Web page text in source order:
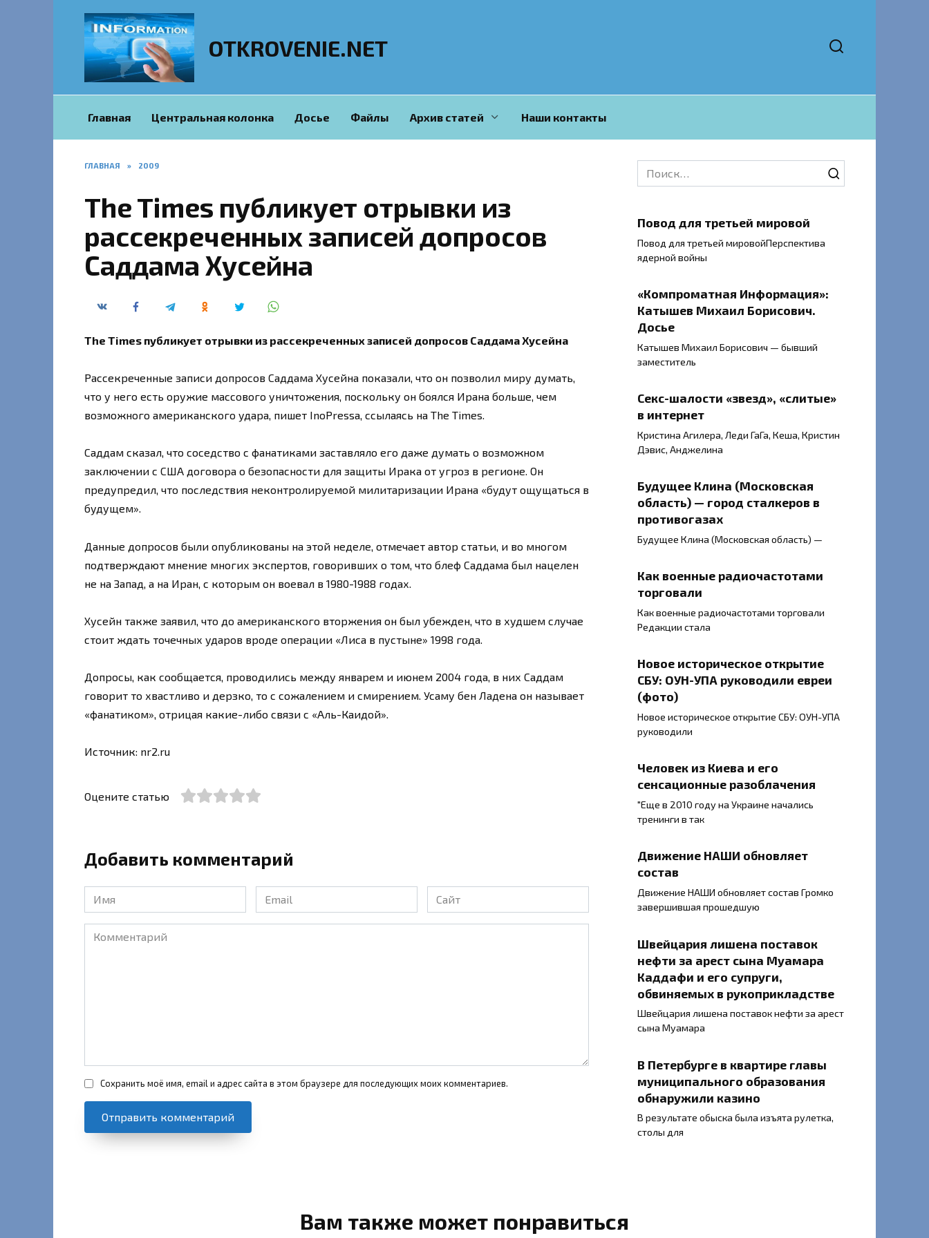
OTKROVENIE.NET
Главная Центральная колонка Досье Файлы Архив статей Наши контакты
ГЛАВНАЯ » 2009
The Times публикует отрывки из
рассекреченных записей допросов
Саддама Хусейна
The Times публикует отрывки из рассекреченных записей допросов Саддама Хусейна
Рассекреченные записи допросов Саддама Хусейна показали, что он позволил миру думать,
что у него есть оружие массового уничтожения, поскольку он боялся Ирана больше, чем
возможного американского удара, пишет InoPressa, ссылаясь на The Times.
Саддам сказал, что соседство с фанатиками заставляло его даже думать о возможном
заключении с США договора о безопасности для защиты Ирака от угроз в регионе. Он
предупредил, что последствия неконтролируемой милитаризации Ирана «будут ощущаться в
будущем».
Данные допросов были опубликованы на этой неделе, отмечает автор статьи, и во многом
подтверждают мнение многих экспертов, говоривших о том, что блеф Саддама был нацелен
не на Запад, а на Иран, с которым он воевал в 1980-1988 годах.
Хусейн также заявил, что до американского вторжения он был убежден, что в худшем случае
стоит ждать точечных ударов вроде операции «Лиса в пустыне» 1998 года.
Допросы, как сообщается, проводились между январем и июнем 2004 года, в них Саддам
говорит то хвастливо и дерзко, то с сожалением и смирением. Усаму бен Ладена он называет
«фанатиком», отрицая какие-либо связи с «Аль-Каидой».
Источник: nr2.ru
Оцените статью
Добавить комментарий
Имя
*
Email
*
Сайт
Комментарий
Сохранить моё имя, email и адрес сайта в этом браузере для последующих моих комментариев.
Search
for:
Повод для третьей мировой
Повод для третьей мировойПерспектива
ядерной войны
«Компроматная Информация»:
Катышев Михаил Борисович.
Досье
Катышев Михаил Борисович — бывший
заместитель
Секс-шалости «звезд», «слитые»
в интернет
Кристина Агилера, Леди ГаГа, Кеша, Кристин
Дэвис, Анджелина
Будущее Клина (Московская
область) — город сталкеров в
противогазах
Будущее Клина (Московская область) —
Как военные радиочастотами
торговали
Как военные радиочастотами торговали
Редакции стала
Новое историческое открытие
СБУ: ОУН-УПА руководили евреи
(фото)
Новое историческое открытие СБУ: ОУН-УПА
руководили
Человек из Киева и его
сенсационные разоблачения
"Еще в 2010 году на Украине начались
тренинги в так
Движение НАШИ обновляет
состав
Движение НАШИ обновляет состав Громко
завершившая прошедшую
Швейцария лишена поставок
нефти за арест сына Муамара
Каддафи и его супруги,
обвиняемых в рукоприкладстве
Швейцария лишена поставок нефти за арест
сына Муамара
В Петербурге в квартире главы
муниципального образования
обнаружили казино
В результате обыска была изъята рулетка,
столы для
Вам также может понравиться